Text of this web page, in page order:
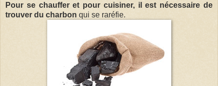
Pour se chauffer et pour cuisiner, il est nécessaire de
trouver du charbon qui se raréfie.